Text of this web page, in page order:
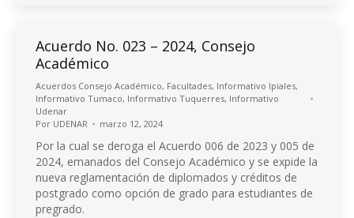
Acuerdo No. 023 – 2024, Consejo
Académico
Acuerdos Consejo Académico, Facultades, Informativo Ipiales,
Informativo Tumaco, Informativo Tuquerres, Informativo
Udenar
Por UDENAR marzo 12, 2024
Por la cual se deroga el Acuerdo 006 de 2023 y 005 de
2024, emanados del Consejo Académico y se expide la
nueva reglamentación de diplomados y créditos de
postgrado como opción de grado para estudiantes de
pregrado.